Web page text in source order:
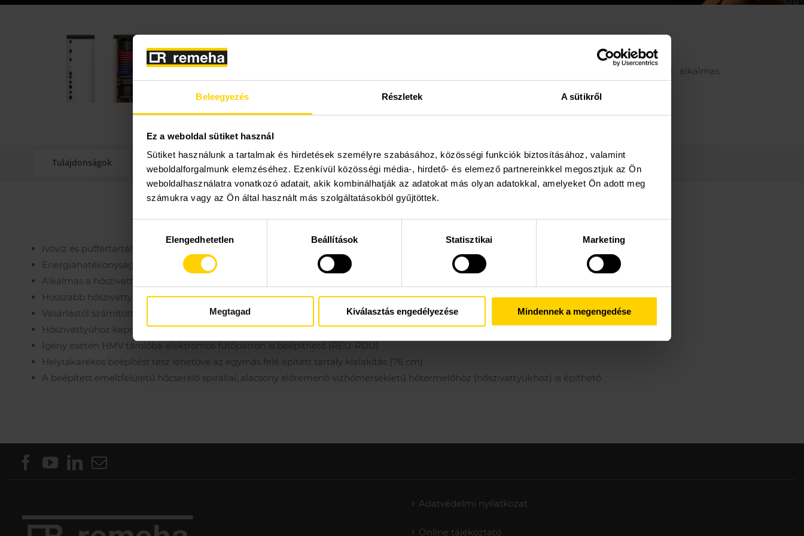
Beleegyezés Részletek A sütikről
Ez a weboldal sütiket használ
Sütiket használunk a tartalmak és hirdetések személyre szabásához, közösségi funkciók biztosításához, valamint
weboldalforgalmunk elemzéséhez. Ezenkívül közösségi média-, hirdető- és elemező partnereinkkel megosztjuk az Ön
weboldalhasználatra vonatkozó adatait, akik kombinálhatják az adatokat más olyan adatokkal, amelyeket Ön adott meg
számukra vagy az Ön által használt más szolgáltatásokból gyűjtöttek.
kiválasztásaElengedhetetlen Beállítások Statisztikai Marketing
Megtagad Kiválasztás engedélyezése Mindennek a megengedése
Puffertartály és HMV melegvíztároló kombinációja egy tárolóban: WPPK 300/100 B különösen alkalmas
Tulajdonságok
Dokumentáció,
letöltések
Tulajdonságok
Ivóvíz és puffertartály egy egységben, hidraulikusan szétválasztva
Energiahatékonysági osztály „B”
Alkalmas a hőszivattyús fűtési és hűtési rendszerekhez
Hosszabb hőszivattyú élettartam a „ki-be”kapcsolások csökkentésével
Vásárlástól számított 5 év garancia
Hőszivattyúhoz kapcsolva gyors felfűtési időt biztosít
Igény esetén HMV tárolóba elektromos fűtőpatron is beépíthető (REU-RDU)
Helytakarékos beépítést tesz lehetővé az egymás felé épített tartály kialakítás (76 cm)
A beépített emeltfelületű hőcserélő spirállal, alacsony előremenő vízhőmérsékletű hőtermelőhöz (hőszivattyúkhoz) is építhető
Adatvédelmi nyilatkozat
Online tájékoztató